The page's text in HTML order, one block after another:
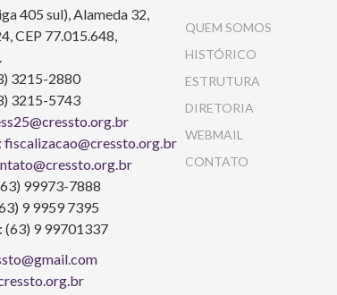
405 sul), Alameda 32,
CEP 77.015.648,
3215-2880
3215-5743
fiscalizacao@cressto.org.br
99973-7888
9 9959 7395
(63) 9 99701337
QUEM SOMOS
HISTÓRICO
ESTRUTURA
DIRETORIA
WEBMAIL
CONTATO